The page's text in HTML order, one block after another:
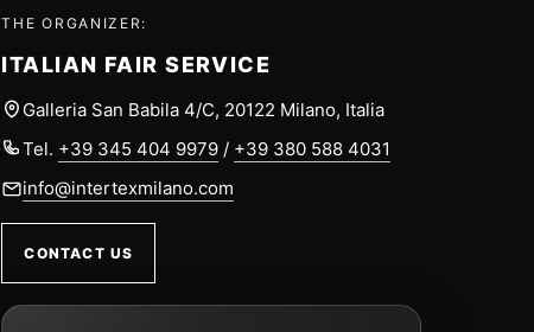
THE ORGANIZER:
ITALIAN FAIR SERVICE
Galleria San Babila 4/C, 20122 Milano, Italia
Tel. +39 345 404 9979 / +39 380 588 4031
info@intertexmilano.com
CONTACT US